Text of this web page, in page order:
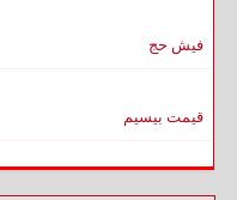
فیش حج
قیمت بیسیم